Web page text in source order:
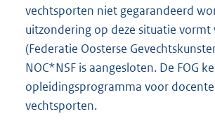
vechtsporten niet gegarandeerd
uitzondering op deze situatie vormt
(Federatie Oosterse
NOC*NSF is aangesloten. De FOG
opleidingsprogramma voor
vechtsporten.